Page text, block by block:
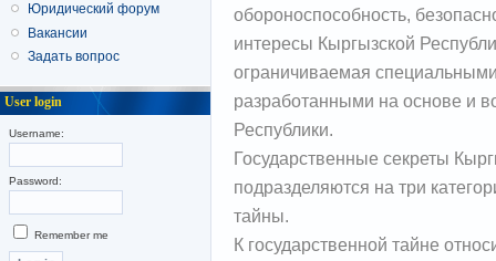
обороноспособность,
интересы Кыргызской
ограничиваемая
разработанными на основе и
Республики.
Государственные секреты
подразделяются на три
тайны.
К государственной тайне
Юридический форум
Вакансии
Задать вопрос
User login
Username:
Password:
Remember me